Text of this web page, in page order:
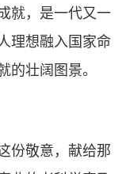
就，是一代又一
理想融入国家命
壮阔图景。
份敬意，献给那